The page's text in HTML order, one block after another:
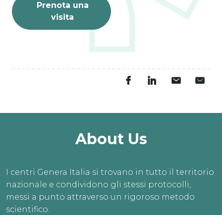
Prenota una
visita
About Us
I centri Genera Italia si trovano in tutto il territorio
nazionale e condividono gli stessi protocolli,
messi a punto attraverso un rigoroso metodo
scientifico.